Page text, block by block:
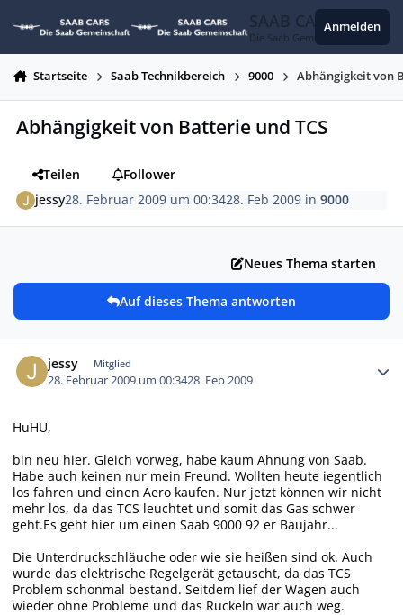
SAAB CARS
Die Saab Gemeinschaft
Anmelden
Startseite Saab Technikbereich 9000 Abhängigkeit von
Abhängigkeit von Batterie und TCS
Teilen
Follower
jessy28. Februar 2009 um 00:3428. Feb 2009 in9000
Neues Thema starten
Auf dieses Thema antworten
jessy Mitglied
28. Februar 2009 um 00:3428. Feb 2009
HuHU,
bin neu hier. Gleich vorweg, habe kaum Ahnung von Saab.
Habe auch keinen nur mein Freund. Wollten heute iegentlich
los fahren und einen Aero kaufen. Nur jetzt können wir nicht
mehr los, da das TCS leuchtet und somit das Gas schwer
geht.Es geht hier um einen Saab 9000 92 er Baujahr...
Die Unterdruckschläuche oder wie sie heißen sind ok. Auch
wurde das elektrische Regelgerät getauscht, da das TCS
Problem schonmal bestand. Seitdem lief der Wagen auch
wieder ohne Probleme und das Ruckeln war auch weg.